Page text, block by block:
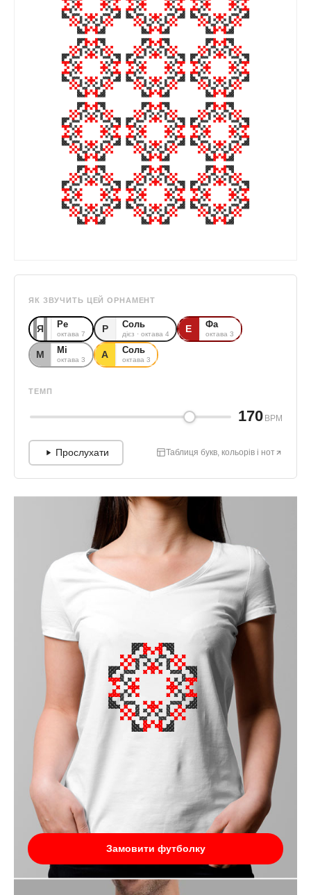
Замовити футболку
ЯК ЗВУЧИТЬ ЦЕЙ ОРНАМЕНТ
Я Ре
октава 7 Р Соль
дієз · октава 4 Е Фа
октава 3
М Мі
октава 3 А Соль
октава 3
ТЕМП
170 BPM
Прослухати Таблиця букв, кольорів і нот